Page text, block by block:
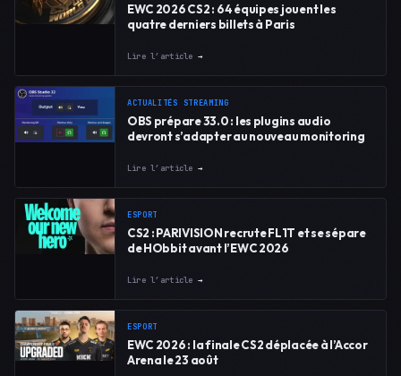
EWC 2026 CS2 : 64 équipes jouent les
quatre derniers billets à Paris
Lire l’article →
ACTUALITÉS STREAMING
OBS prépare 33.0 : les plugins audio
devront s’adapter au nouveau monitoring
Lire l’article →
ESPORT
CS2 : PARIVISION recrute FL1T et se sépare
de HObbit avant l’EWC 2026
Lire l’article →
ESPORT
EWC 2026 : la finale CS2 déplacée à l’Accor
Arena le 23 août